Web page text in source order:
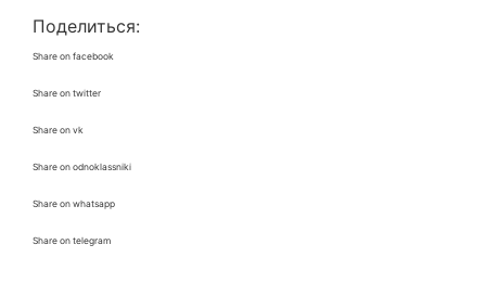
Поделиться:
Share on facebook
Share on twitter
Share on vk
Share on odnoklassniki
Share on whatsapp
Share on telegram